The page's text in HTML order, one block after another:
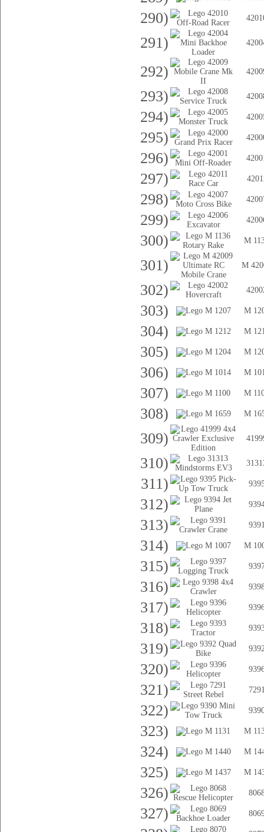
290)
291)
292)
293)
294)
295)
296)
297)
298)
299)
300) M
301) M
302)
303) M
304) M
305) M
306) M
307) M
308) M
309)
310)
311)
312)
313)
314) M
315)
316)
317)
318)
319)
320)
321)
322)
323) M
324) M
325) M
326)
327)